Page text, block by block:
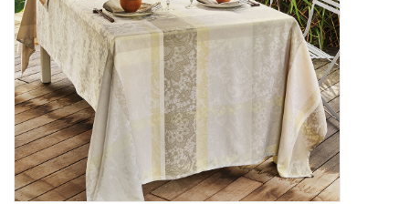
Plaids, Decken, Kissen
Mode & Accessoires
Edles aus Cashmere
Tisch & Küche